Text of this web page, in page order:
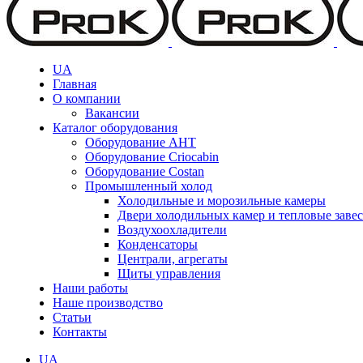
UA
Главная
О компании
Вакансии
Каталог оборудования
Оборудование AHT
Оборудование Criocabin
Оборудование Costan
Промышленный холод
Холодильные и морозильные камеры
Двери холодильных камер и тепловые
Воздухоохладители
Конденсаторы
Централи, агрегаты
Щиты управления
Наши работы
Наше производство
Статьи
Контакты
UA